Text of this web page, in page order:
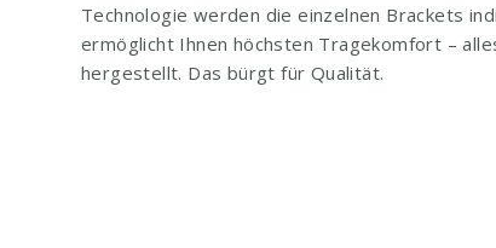
Technologie werden die einzelnen Brackets
ermöglicht Ihnen höchsten Tragekomfort –
hergestellt. Das bürgt für Qualität.